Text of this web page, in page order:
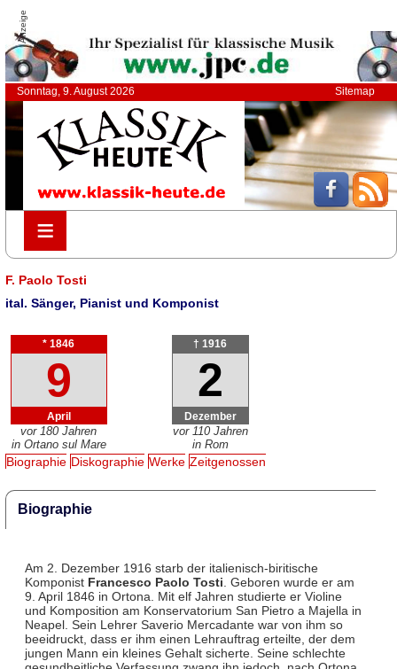
Anzeige
Sonntag, 9. August 2026 Sitemap
≡
≡
F. Paolo Tosti
ital. Sänger, Pianist und Komponist
* 1846
9
April
vor 180 Jahren
in Ortano sul Mare
† 1916
2
Dezember
vor 110 Jahren
in Rom
Biographie Diskographie Werke Zeitgenossen
Biographie
Am 2. Dezember 1916 starb der italienisch-biritische
Komponist Francesco Paolo Tosti . Geboren wurde er am
9. April 1846 in Ortona. Mit elf Jahren studierte er Violine
und Komposition am Konservatorium San Pietro a Majella in
Neapel. Sein Lehrer Saverio Mercadante war von ihm so
beeidruckt, dass er ihm einen Lehrauftrag erteilte, der dem
jungen Mann ein kleines Gehalt sicherte. Seine schlechte